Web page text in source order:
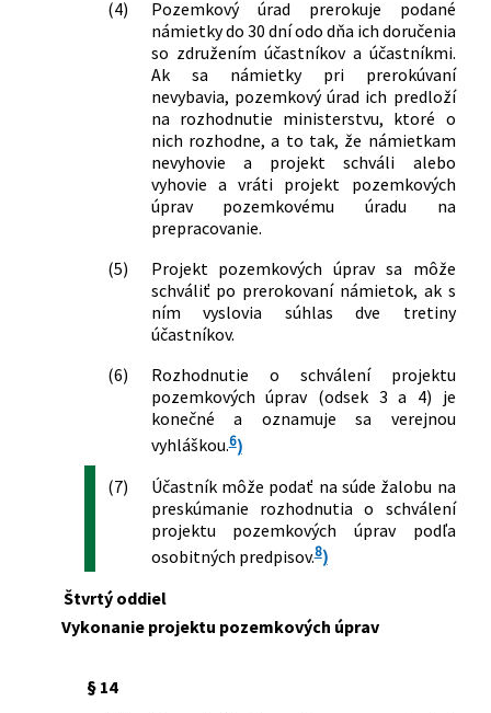
(4)
Pozemkový úrad prerokuje podané
námietky do 30 dní odo dňa ich doručenia
so združením účastníkov a účastníkmi.
Ak sa námietky pri prerokúvaní
nevybavia, pozemkový úrad ich predloží
na rozhodnutie ministerstvu, ktoré o
nich rozhodne, a to tak, že námietkam
nevyhovie a projekt schváli alebo
vyhovie a vráti projekt pozemkových
úprav pozemkovému úradu na
prepracovanie.
(5)
Projekt pozemkových úprav sa môže
schváliť po prerokovaní námietok, ak s
ním vyslovia súhlas dve tretiny
účastníkov.
(6)
Rozhodnutie o schválení projektu
pozemkových úprav (odsek 3 a 4) je
konečné a oznamuje sa verejnou
vyhláškou.6)
(7)
Účastník môže podať na súde žalobu na
preskúmanie rozhodnutia o schválení
projektu pozemkových úprav podľa
osobitných predpisov.8)
Štvrtý oddiel
Vykonanie projektu pozemkových úprav
§ 14